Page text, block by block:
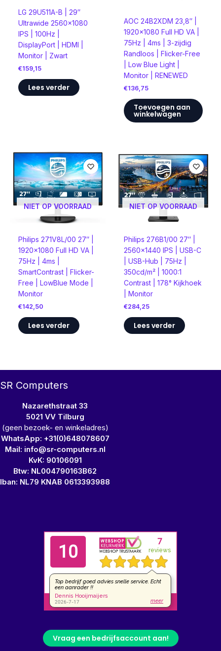
LG 29U511A-B | 29″
Ultrawide 2560×1080
IPS | 100Hz |
DisplayPort | HDMI |
Monitor | Zwart
€159,15
Lees verder
AOC 24B2XDM 23,8″ |
1920×1080 Full HD VA |
75Hz | 4ms | 3-zijdig
Randloos | Flicker-Free
| Low Blue Light |
Monitor | RENEWED
€136,75
Toevoegen aan
winkelwagen
NIET OP VOORRAAD
Philips 271V8L/00 27″ |
1920×1080 Full HD VA |
75Hz | 4ms |
SmartContrast | Flicker-
Free | LowBlue Mode |
Monitor
€142,50
Lees verder
NIET OP VOORRAAD
Philips 276B1/00 27″ |
2560×1440 IPS | USB-C
| USB-Hub | 75Hz |
350cd/m² | 1000:1
Contrast | 178° Kijkhoek
| Monitor
€284,25
Lees verder
SR Computers
Nazarethstraat 33
5021 VV Tilburg
(geen bezoek- en winkeladres)
WhatsApp: +31(0)648078607
Mail: info@sr-computers.nl
KvK: 90106091
Btw: NL004790163B62
Iban: NL79 KNAB 0613393988
Vraag een bedrijfsaccount aan!